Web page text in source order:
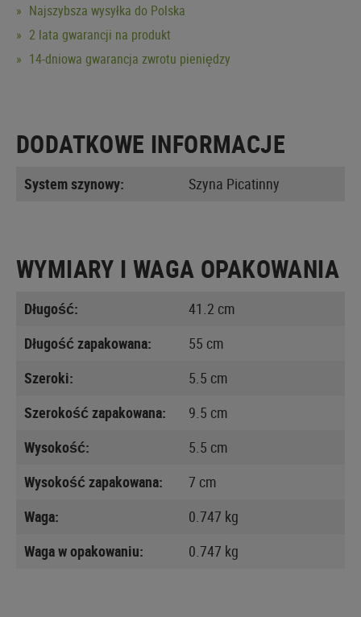
Najszybsza wysyłka do Polska
2 lata gwarancji na produkt
14-dniowa gwarancja zwrotu pieniędzy
DODATKOWE INFORMACJE
System szynowy: Szyna Picatinny
WYMIARY I WAGA OPAKOWANIA
Długość:
41.2 cm
Długość zapakowana:
55 cm
Szeroki:
5.5 cm
Szerokość zapakowana:
9.5 cm
Wysokość:
5.5 cm
Wysokość zapakowana:
7 cm
Waga:
0.747 kg
Waga w opakowaniu:
0.747 kg